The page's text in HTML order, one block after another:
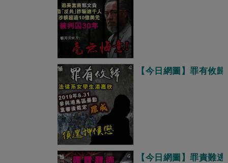
【今日網圖】罪有攸歸
【今日網圖】罪責難逃